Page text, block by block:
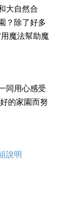
大自然合
？除了好多
魔法幫助魔
同用心感受
的家園而努
說明